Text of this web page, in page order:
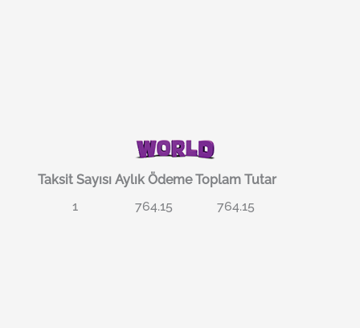
Taksit Sayısı Aylık Ödeme Toplam Tutar
1
764.15 764.15